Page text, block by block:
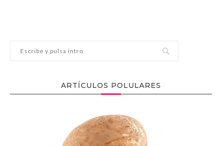
ARTÍCULOS POLULARES